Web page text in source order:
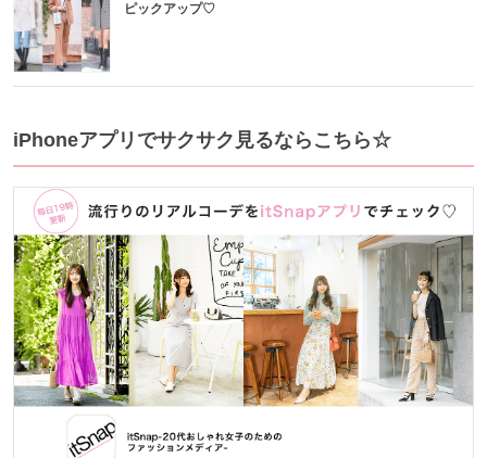
ピックアップ♡
iPhoneアプリでサクサク見るならこちら☆